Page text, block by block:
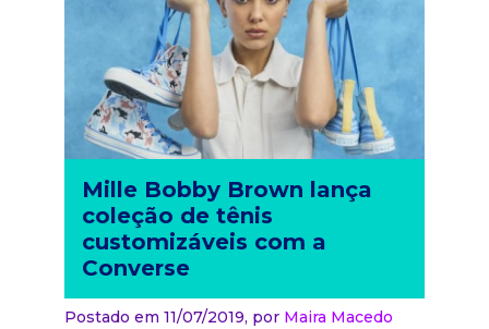
Mille Bobby Brown lança
coleção de tênis
customizáveis com a
Converse
Postado em 11/07/2019, por Maira Macedo